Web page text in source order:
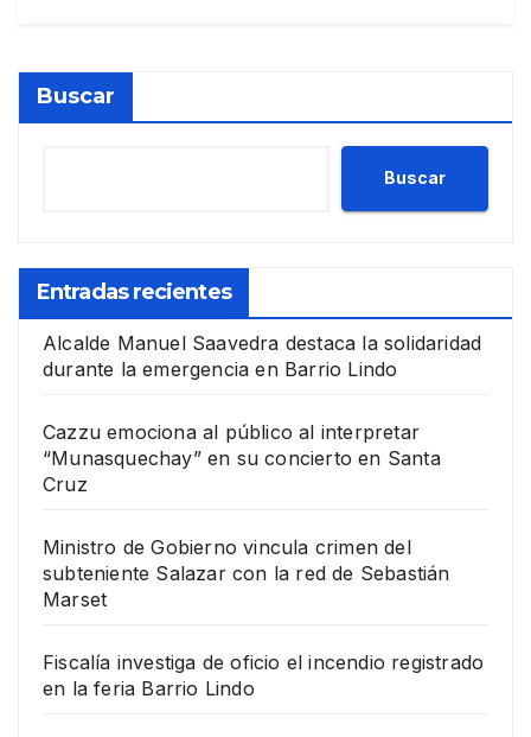
Buscar
Buscar
Entradas recientes
Alcalde Manuel Saavedra destaca la solidaridad
durante la emergencia en Barrio Lindo
Cazzu emociona al público al interpretar
“Munasquechay” en su concierto en Santa
Cruz
Ministro de Gobierno vincula crimen del
subteniente Salazar con la red de Sebastián
Marset
Fiscalía investiga de oficio el incendio registrado
en la feria Barrio Lindo